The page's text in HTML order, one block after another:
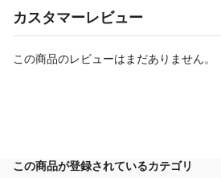
カスタマーレビュー
この商品のレビューはまだありません。
この商品が登録されているカテゴリ